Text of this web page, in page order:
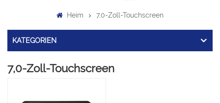
Heim 7,0-Zoll-Touchscreen
KATEGORIEN
7,0-Zoll-Touchscreen